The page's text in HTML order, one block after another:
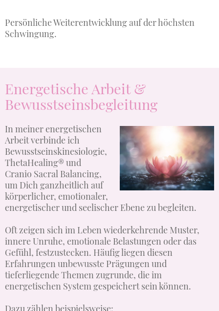
Persönliche Weiterentwicklung auf der höchsten
Schwingung.
Energetische Arbeit &
Bewusstseinsbegleitung
In meiner energetischen
Arbeit verbinde ich
Bewusstseinskinesiologie,
ThetaHealing® und
Cranio Sacral Balancing,
um Dich ganzheitlich auf
körperlicher, emotionaler,
energetischer und seelischer Ebene zu begleiten.
Oft zeigen sich im Leben wiederkehrende Muster,
innere Unruhe, emotionale Belastungen oder das
Gefühl, festzustecken. Häufig liegen diesen
Erfahrungen unbewusste Prägungen und
tieferliegende Themen zugrunde, die im
energetischen System gespeichert sein können.
Dazu zählen beispielsweise: